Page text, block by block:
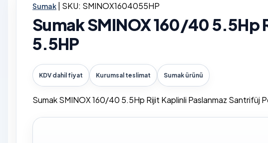
Sumak SKU: SMINOX1604055HP
Sumak SMINOX 160/40 5.5Hp
5.5HP
KDV dahil fiyat Kurumsal teslimat Sumak ürünü
Sumak SMINOX 160/40 5.5Hp Rijit Kaplinli Paslanmaz Santrifüj